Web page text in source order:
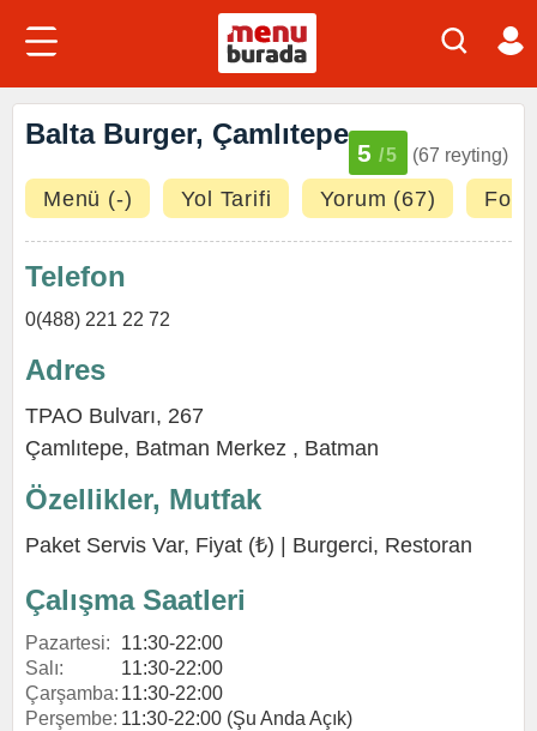
Balta Burger, Çamlıtepe
5 /5 (67 reyting)
Menü (-) Yol Tarifi Yorum (67)
Telefon
0(488) 221 22 72
Adres
TPAO Bulvarı, 267
Çamlıtepe, Batman Merkez , Batman
Özellikler, Mutfak
Paket Servis Var, Fiyat (₺) | Burgerci, Restoran
Çalışma Saatleri
Pazartesi:
11:30-22:00
Salı:
11:30-22:00
Çarşamba: 11:30-22:00
Perşembe: 11:30-22:00 (Şu Anda Açık)